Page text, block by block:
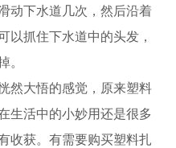
动下水道几次，然后沿着
以抓住下水道中的头发，
。
然大悟的感觉，原来塑料
生活中的小妙用还是很多
收获。有需要购买塑料扎